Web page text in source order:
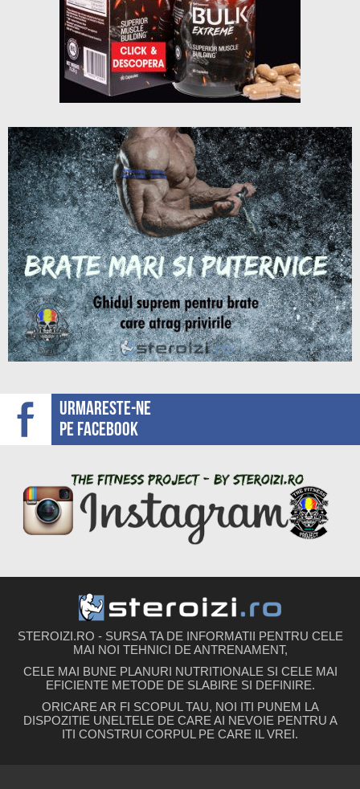
Urmareste-ne
pe facebook
STEROIZI.RO - SURSA TA DE INFORMATII PENTRU CELE
MAI NOI TEHNICI DE ANTRENAMENT,
CELE MAI BUNE PLANURI NUTRITIONALE SI CELE MAI
EFICIENTE METODE DE SLABIRE SI DEFINIRE.
ORICARE AR FI SCOPUL TAU, NOI ITI PUNEM LA
DISPOZITIE UNELTELE DE CARE AI NEVOIE PENTRU A
ITI CONSTRUI CORPUL PE CARE IL VREI.